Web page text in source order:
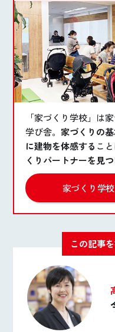
「家づくり学校」は
学び舎。 家づくりの
に建物を体感する こと
くりパートナーを見
家づくり学
この記事